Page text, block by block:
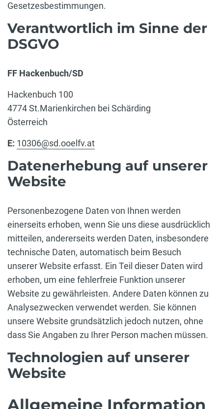
Gesetzesbestimmungen.
Verantwortlich im Sinne der
DSGVO
FF Hackenbuch/SD
Hackenbuch 100
4774 St.Marienkirchen bei Schärding
Österreich
E: 10306@sd.ooelfv.at
Datenerhebung auf unserer
Website
Personenbezogene Daten von Ihnen werden
einerseits erhoben, wenn Sie uns diese ausdrücklich
mitteilen, andererseits werden Daten, insbesondere
technische Daten, automatisch beim Besuch
unserer Website erfasst. Ein Teil dieser Daten wird
erhoben, um eine fehlerfreie Funktion unserer
Website zu gewährleisten. Andere Daten können zu
Analysezwecken verwendet werden. Sie können
unsere Website grundsätzlich jedoch nutzen, ohne
dass Sie Angaben zu Ihrer Person machen müssen.
Technologien auf unserer
Website
Allgemeine Information